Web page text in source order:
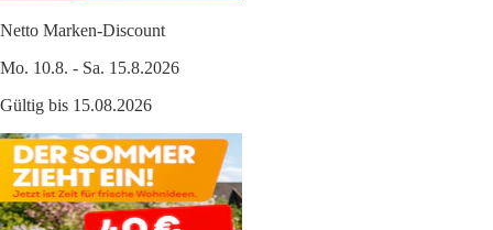
Netto Marken-Discount
Mo. 10.8. - Sa. 15.8.2026
Gültig bis 15.08.2026